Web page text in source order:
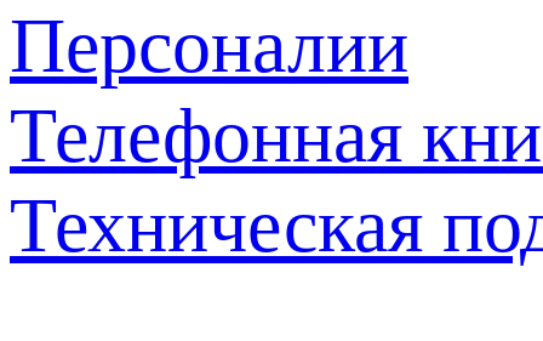
Персоналии
Телефонная
Техническая